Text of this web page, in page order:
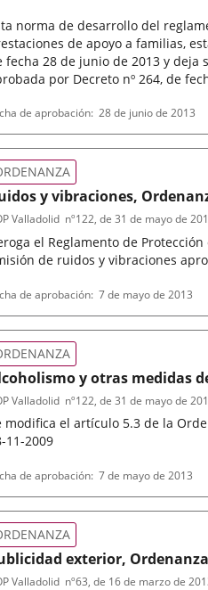
a familias del
norma de desarrollo del
de apoyo a familias,
fecha 28 de junio de 2013 y
por Decreto nº 264, de
de aprobación 28 de junio de 2013
y vibraciones,
el Reglamento de
de ruidos y vibraciones
Valladolid nº122, de 31 de mayo de
de aprobación 7 de mayo de 2013
y otras medidas
hosteleros,
modifica el artículo 5.3 de la
11-2009
Valladolid nº122, de 31 de mayo de
de aprobación 7 de mayo de 2013
exterior,
Valladolid nº63, de 16 de marzo de